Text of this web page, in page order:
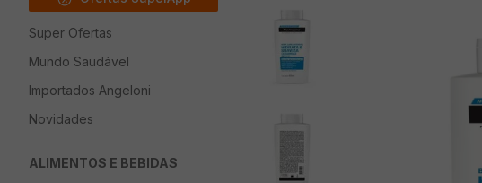
Carne
Pão
º
Super Ofertas
Mundo Saudável
Importados Angeloni
Novidades
ALIMENTOS E BEBIDAS